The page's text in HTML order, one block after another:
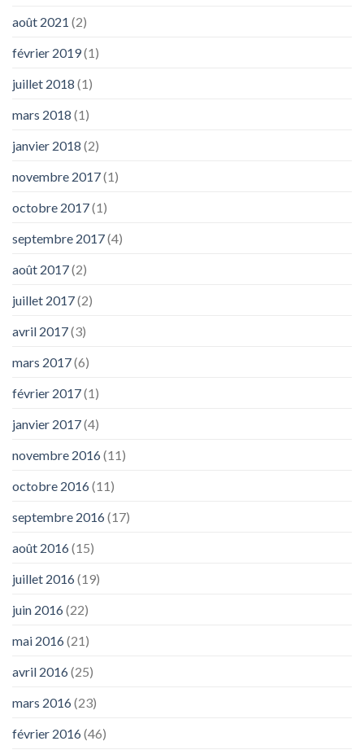
août 2021 (2)
février 2019(1)
juillet 2018 (1)
mars 2018 (1)
janvier 2018 (2)
novembre 2017(1)
octobre 2017(1)
septembre 2017(4)
août 2017(2)
juillet 2017(2)
avril 2017(3)
mars 2017(6)
février 2017(1)
janvier 2017(4)
novembre 2016(11)
octobre 2016(11)
septembre 2016(17)
août 2016(15)
juillet 2016(19)
juin 2016(22)
mai 2016(21)
avril 2016(25)
mars 2016(23)
février 2016(46)